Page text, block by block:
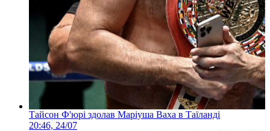
Тайсон Ф'юрі здолав Маріуша Ваха в Таїланді
20:46, 24/07